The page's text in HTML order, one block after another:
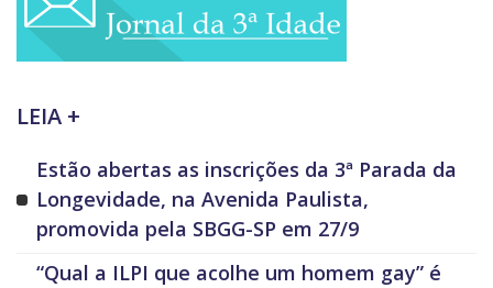
LEIA +
Estão abertas as inscrições da 3ª Parada da
Longevidade, na Avenida Paulista,
promovida pela SBGG-SP em 27/9
“Qual a ILPI que acolhe um homem gay” é